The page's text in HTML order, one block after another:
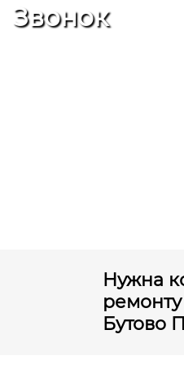
Звонок
Нужна
Бутово